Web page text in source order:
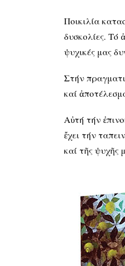
Ποικιλία
δυσκολίες. Τό
ψυχικές μας
Στήν
καί
Αὐτή τήν
ἔχει τήν
καί τῆς ψυχῆς